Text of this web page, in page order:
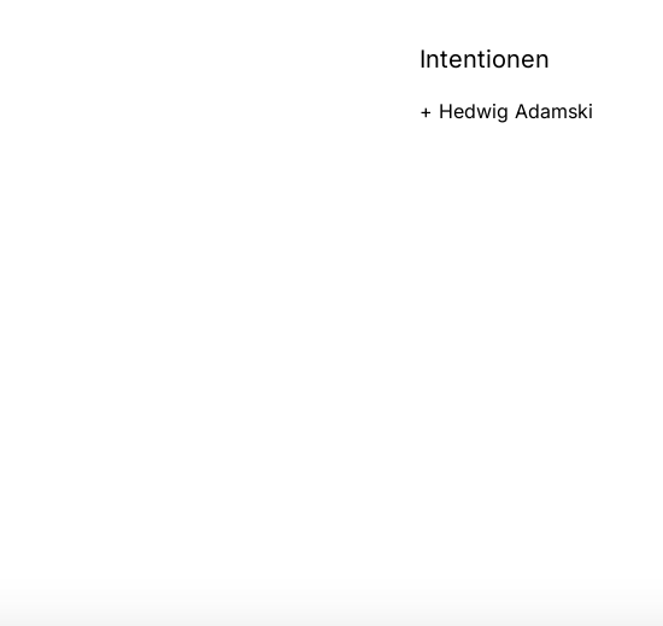
Intentionen
+ Hedwig Adamski